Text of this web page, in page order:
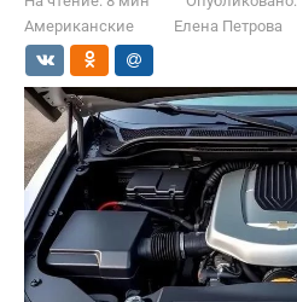
Американские
Елена Петрова